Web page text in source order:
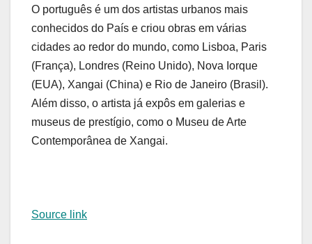
O português é um dos artistas urbanos mais
conhecidos do País e criou obras em várias
cidades ao redor do mundo, como Lisboa, Paris
(França), Londres (Reino Unido), Nova Iorque
(EUA), Xangai (China) e Rio de Janeiro (Brasil).
Além disso, o artista já expôs em galerias e
museus de prestígio, como o Museu de Arte
Contemporânea de Xangai.
Source link